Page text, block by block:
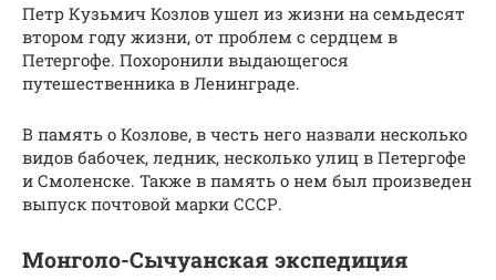
Петр Кузьмич Козлов ушел из жизни на семьдесят
втором году жизни, от проблем с сердцем в
Петергофе. Похоронили выдающегося
путешественника в Ленинграде.
В память о Козлове, в честь него назвали несколько
видов бабочек, ледник, несколько улиц в Петергофе
и Смоленске. Также в память о нем был произведен
выпуск почтовой марки СССР.
Монголо-Сычуанская экспедиция